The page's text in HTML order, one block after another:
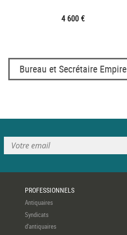
4 600 €
Bureau et Secrétaire Empire
PROFESSIONNELS
Antiquaires
Syndicats
d'antiquaires